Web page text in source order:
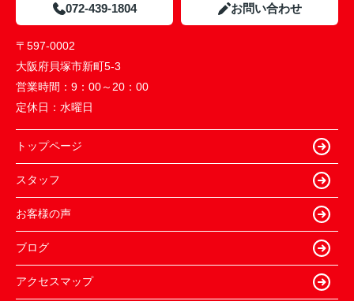
072-439-1804 お問い合わせ
〒597-0002
大阪府貝塚市新町5-3
営業時間： 9：00～20：00
定休日： 水曜日
トップページ
スタッフ
お客様の声
ブログ
アクセスマップ